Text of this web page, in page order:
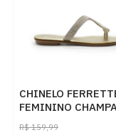
CHINELO
FEMININO
- 283725
R$ 159,99